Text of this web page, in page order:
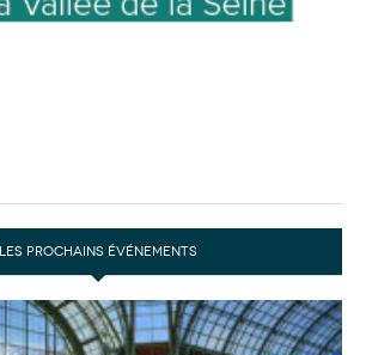
LES PROCHAINS ÉVÉNEMENTS